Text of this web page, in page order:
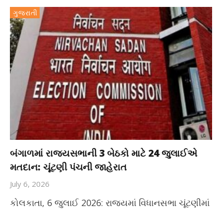
ગુજરાતી
બંગાળમાં રાજ્યસભાની 3 બેઠકો માટે 24 જુલાઈએ
મતદાન: ચૂંટણી પંચની જાહેરાત
July 6, 2026
કોલકાતા, 6 જુલાઈ 2026: રાજ્યમાં વિધાનસભા ચૂંટણીમાં